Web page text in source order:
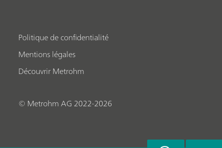
Politique de confidentialité
Mentions légales
Découvrir Metrohm
© Metrohm AG 2022-2026